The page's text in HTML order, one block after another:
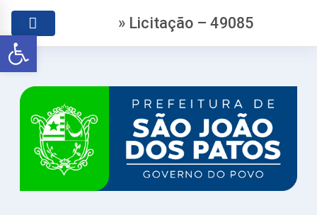
Abrir a barra de ferramentas
» Licitação – 49085